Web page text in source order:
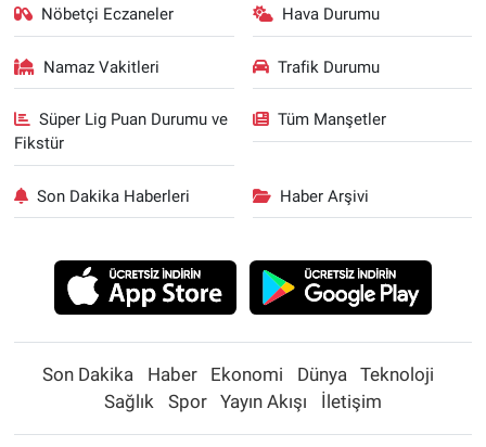
Nöbetçi Eczaneler Hava Durumu
Namaz Vakitleri Trafik Durumu
Süper Lig Puan Durumu ve
Fikstür
Tüm Manşetler
Son Dakika Haberleri Haber Arşivi
Son Dakika Haber Ekonomi Dünya
Teknoloji
Sağlık
Spor Yayın Akışı İletişim